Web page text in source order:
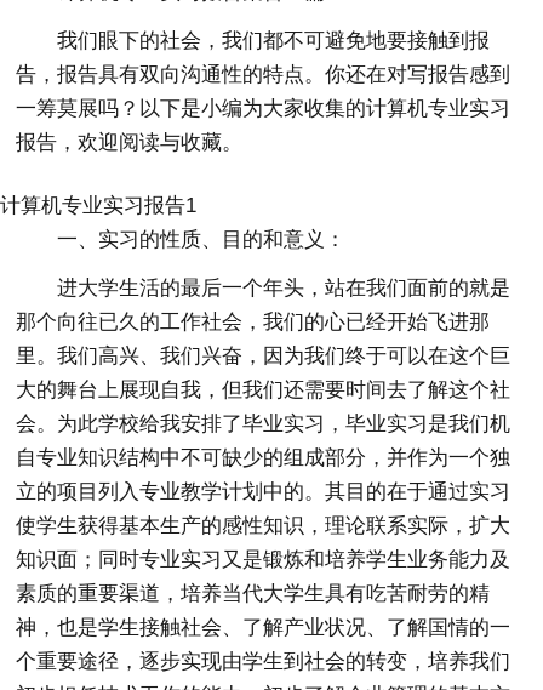
我们眼下的社会，我们都不可避免地要接触到报
告，报告具有双向沟通性的特点。你还在对写报告感到
一筹莫展吗？以下是小编为大家收集的计算机专业实习
报告，欢迎阅读与收藏。
计算机专业实习报告1
一、实习的性质、目的和意义：
进大学生活的最后一个年头，站在我们面前的就是
那个向往已久的工作社会，我们的心已经开始飞进那
里。我们高兴、我们兴奋，因为我们终于可以在这个巨
大的舞台上展现自我，但我们还需要时间去了解这个社
会。为此学校给我安排了毕业实习，毕业实习是我们机
自专业知识结构中不可缺少的组成部分，并作为一个独
立的项目列入专业教学计划中的。其目的在于通过实习
使学生获得基本生产的感性知识，理论联系实际，扩大
知识面；同时专业实习又是锻炼和培养学生业务能力及
素质的重要渠道，培养当代大学生具有吃苦耐劳的精
神，也是学生接触社会、了解产业状况、了解国情的一
个重要途径，逐步实现由学生到社会的转变，培养我们